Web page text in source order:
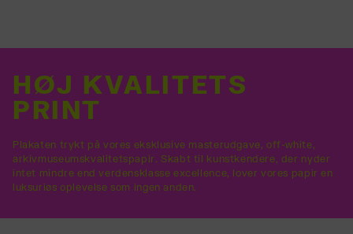
HØJ KVALITETS
PRINT
Plakaten trykt på vores eksklusive masterudgave, off-white,
arkivmuseumskvalitetspapir. Skabt til kunstkendere, der nyder
intet mindre end verdensklasse excellence, lover vores papir en
luksuriøs oplevelse som ingen anden.